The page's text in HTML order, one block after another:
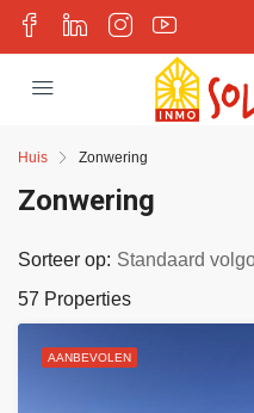
Huis Zonwering
Zonwering
57 Properties
Sorteer op: Standaard
AANBEVOLEN